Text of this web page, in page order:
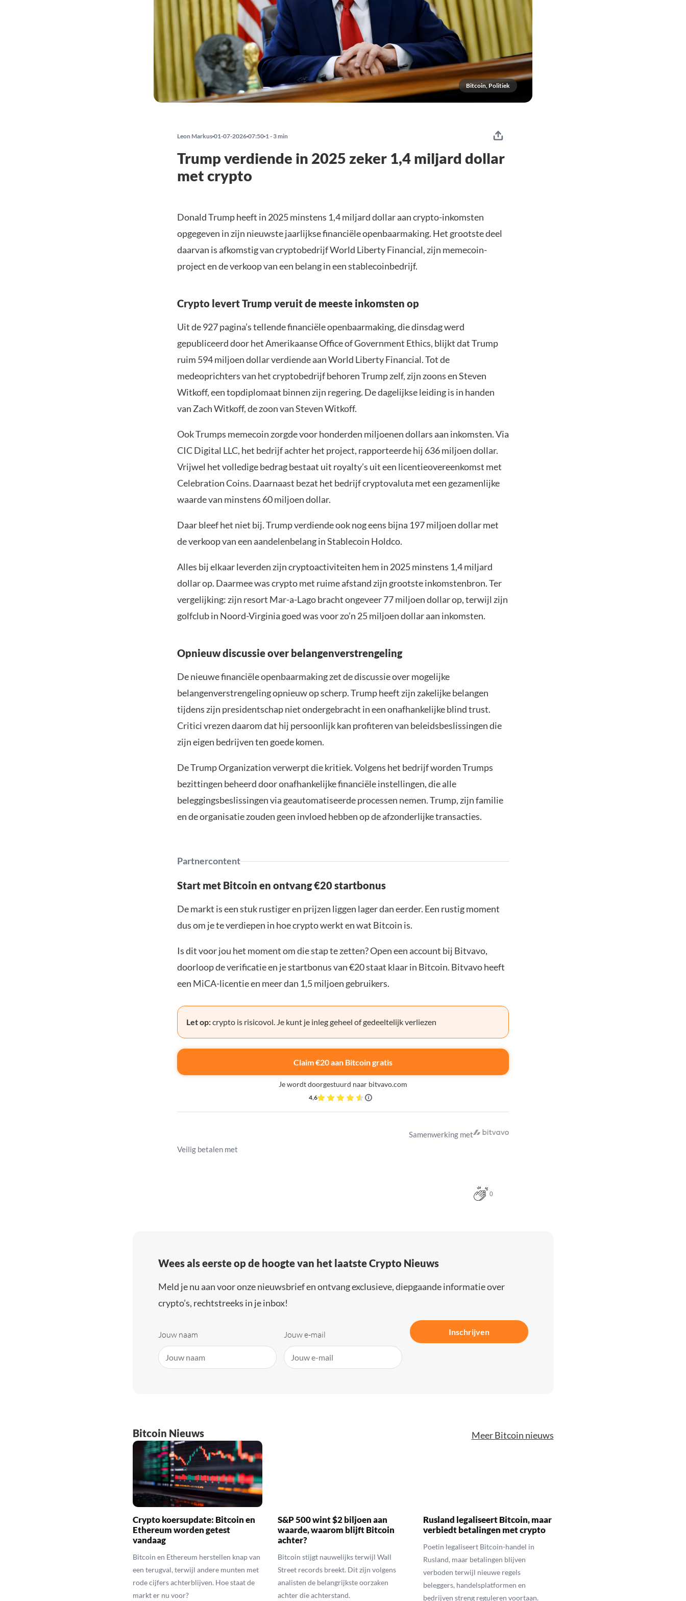
Bitcoin, Politiek
Leon Markus 01-07-2026 07:50 1 - 3 min
Trump verdiende in 2025 zeker 1,4 miljard dollar
met crypto
Donald Trump heeft in 2025 minstens 1,4 miljard dollar aan crypto-inkomsten
opgegeven in zijn nieuwste jaarlijkse financiële openbaarmaking. Het grootste deel
daarvan is afkomstig van cryptobedrijf World Liberty Financial, zijn memecoin-
project en de verkoop van een belang in een stablecoinbedrijf.
Crypto levert Trump veruit de meeste inkomsten op
Uit de 927 pagina’s tellende financiële openbaarmaking, die dinsdag werd
gepubliceerd door het Amerikaanse Office of Government Ethics, blijkt dat Trump
ruim 594 miljoen dollar verdiende aan World Liberty Financial. Tot de
medeoprichters van het cryptobedrijf behoren Trump zelf, zijn zoons en Steven
Witkoff, een topdiplomaat binnen zijn regering. De dagelijkse leiding is in handen
van Zach Witkoff, de zoon van Steven Witkoff.
Ook Trumps memecoin zorgde voor honderden miljoenen dollars aan inkomsten. Via
CIC Digital LLC, het bedrijf achter het project, rapporteerde hij 636 miljoen dollar.
Vrijwel het volledige bedrag bestaat uit royalty’s uit een licentieovereenkomst met
Celebration Coins. Daarnaast bezat het bedrijf cryptovaluta met een gezamenlijke
waarde van minstens 60 miljoen dollar.
Daar bleef het niet bij. Trump verdiende ook nog eens bijna 197 miljoen dollar met
de verkoop van een aandelenbelang in Stablecoin Holdco.
Alles bij elkaar leverden zijn cryptoactiviteiten hem in 2025 minstens 1,4 miljard
dollar op. Daarmee was crypto met ruime afstand zijn grootste inkomstenbron. Ter
vergelijking: zijn resort Mar-a-Lago bracht ongeveer 77 miljoen dollar op, terwijl zijn
golfclub in Noord-Virginia goed was voor zo’n 25 miljoen dollar aan inkomsten.
Opnieuw discussie over belangenverstrengeling
De nieuwe financiële openbaarmaking zet de discussie over mogelijke
belangenverstrengeling opnieuw op scherp. Trump heeft zijn zakelijke belangen
tijdens zijn presidentschap niet ondergebracht in een onafhankelijke blind trust.
Critici vrezen daarom dat hij persoonlijk kan profiteren van beleidsbeslissingen die
zijn eigen bedrijven ten goede komen.
De Trump Organization verwerpt die kritiek. Volgens het bedrijf worden Trumps
bezittingen beheerd door onafhankelijke financiële instellingen, die alle
beleggingsbeslissingen via geautomatiseerde processen nemen. Trump, zijn familie
en de organisatie zouden geen invloed hebben op de afzonderlijke transacties.
Partnercontent
Start met Bitcoin en ontvang €20 startbonus
De markt is een stuk rustiger en prijzen liggen lager dan eerder. Een rustig moment
dus om je te verdiepen in hoe crypto werkt en wat Bitcoin is.
Is dit voor jou het moment om die stap te zetten? Open een account bij Bitvavo,
doorloop de verificatie en je startbonus van €20 staat klaar in Bitcoin. Bitvavo heeft
een MiCA-licentie en meer dan 1,5 miljoen gebruikers.
Let op:crypto is risicovol. Je kunt je inleg geheel of gedeeltelijk verliezen
Claim €20 aan Bitcoin gratis
Je wordt doorgestuurd naar bitvavo.com
4,6
Veilig betalen met
Samenwerking met
0
Wees als eerste op de hoogte van het laatste Crypto Nieuws
Meld je nu aan voor onze nieuwsbrief en ontvang exclusieve, diepgaande informatie over
crypto’s, rechtstreeks in je inbox!
Jouw naam Jouw e-mail Inschrijven
Bitcoin Nieuws Meer Bitcoin nieuws
Crypto koersupdate: Bitcoin en
Ethereum worden getest
vandaag
Bitcoin en Ethereum herstellen knap van
een terugval, terwijl andere munten met
rode cijfers achterblijven. Hoe staat de
markt er nu voor?
S&P 500 wint $2 biljoen aan
waarde, waarom blijft Bitcoin
achter?
Bitcoin stijgt nauwelijks terwijl Wall
Street records breekt. Dit zijn volgens
analisten de belangrijkste oorzaken
achter die achterstand.
Rusland legaliseert Bitcoin, maar
verbiedt betalingen met crypto
Poetin legaliseert Bitcoin-handel in
Rusland, maar betalingen blijven
verboden terwijl nieuwe regels
beleggers, handelsplatformen en
bedrijven streng reguleren voortaan.